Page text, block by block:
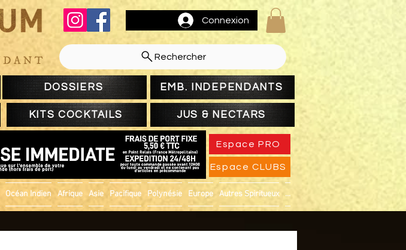
Connexion
Rechercher
DOSSIERS EMB. INDEPENDANTS
KITS COCKTAILS JUS & NECTARS
Espace PRO
Espace CLUBS
Océan Indien Afrique Asie Pacifique Polynésie Europe Autres Spiritueux ...